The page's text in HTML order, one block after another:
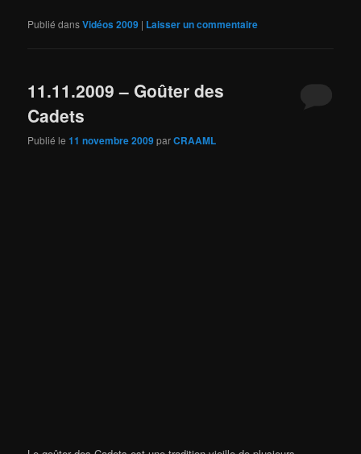
Publié dansVidéos 2009 | Laisser un commentaire
11.11.2009 – Goûter des
Cadets
Publié le11 novembre 2009parCRAAML